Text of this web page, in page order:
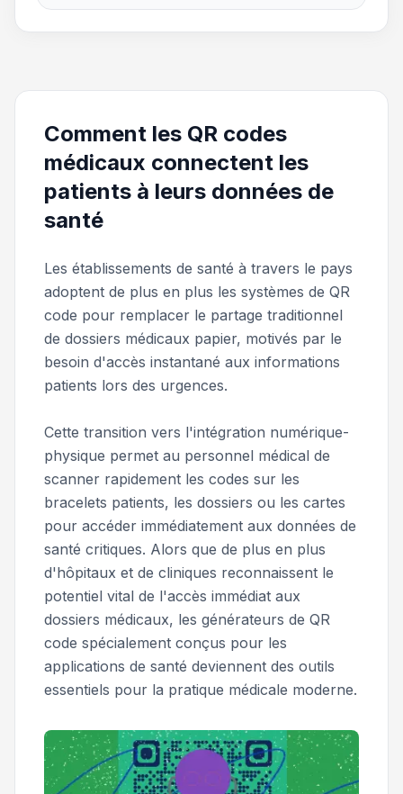
Comment les QR codes
médicaux connectent les
patients à leurs données de
santé
Les établissements de santé à travers le pays
adoptent de plus en plus les systèmes de QR
code pour remplacer le partage traditionnel
de dossiers médicaux papier, motivés par le
besoin d'accès instantané aux informations
patients lors des urgences.
Cette transition vers l'intégration numérique-
physique permet au personnel médical de
scanner rapidement les codes sur les
bracelets patients, les dossiers ou les cartes
pour accéder immédiatement aux données de
santé critiques. Alors que de plus en plus
d'hôpitaux et de cliniques reconnaissent le
potentiel vital de l'accès immédiat aux
dossiers médicaux, les générateurs de QR
code spécialement conçus pour les
applications de santé deviennent des outils
essentiels pour la pratique médicale moderne.